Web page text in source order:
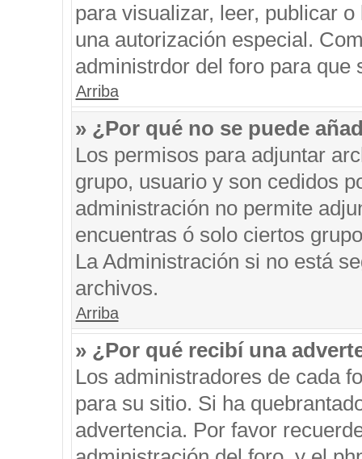
para visualizar, leer, publicar
una autorización especial.
administrdor del foro para que
Arriba
» ¿Por qué no se puede
Los permisos para adjuntar
grupo, usuario y son cedidos
administración no permite
encuentras ó solo ciertos
La Administración si no está
archivos.
Arriba
» ¿Por qué recibí una
Los administradores de cada
para su sitio. Si ha
advertencia. Por favor